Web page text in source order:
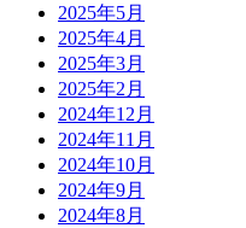
2025年5月
2025年4月
2025年3月
2025年2月
2024年12月
2024年11月
2024年10月
2024年9月
2024年8月